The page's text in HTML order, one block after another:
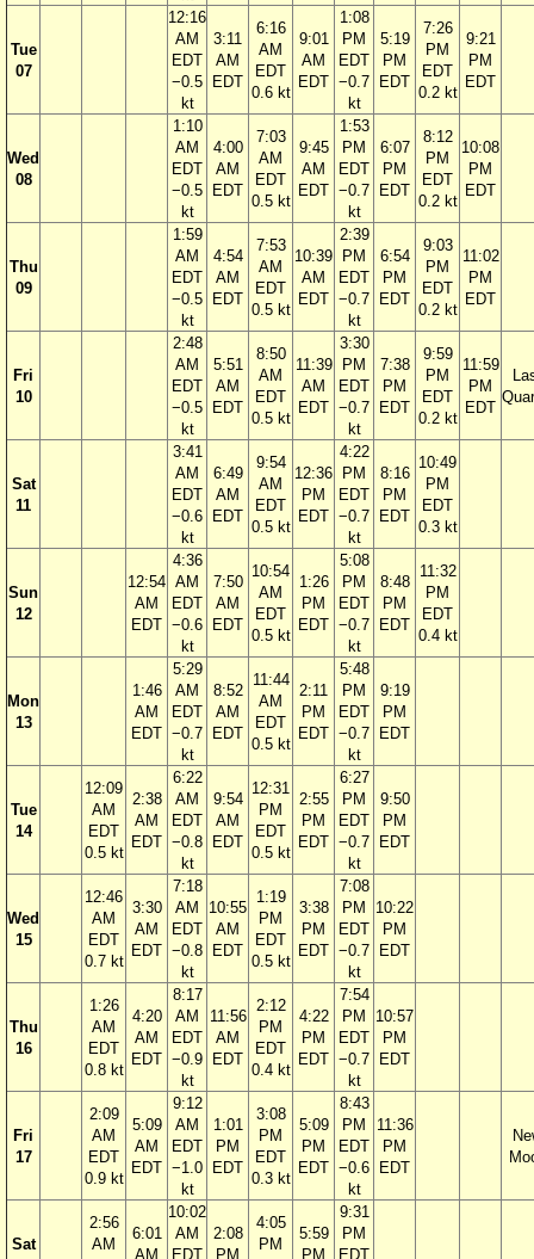
Tue
07
12:16
AM
EDT
−0.5
kt
3:11
AM
EDT
6:16
AM
EDT
0.6 kt
9:01
AM
EDT
1:08
PM
EDT
−0.7
kt
5:19
PM
EDT
7:26
PM
EDT
0.2 kt
9:21
PM
EDT
Wed
08
1:10
AM
EDT
−0.5
kt
4:00
AM
EDT
7:03
AM
EDT
0.5 kt
9:45
AM
EDT
1:53
PM
EDT
−0.7
kt
6:07
PM
EDT
8:12
PM
EDT
0.2 kt
10:08
PM
EDT
Thu
09
1:59
AM
EDT
−0.5
kt
4:54
AM
EDT
7:53
AM
EDT
0.5 kt
10:39
AM
EDT
2:39
PM
EDT
−0.7
kt
6:54
PM
EDT
9:03
PM
EDT
0.2 kt
11:02
PM
EDT
Fri
10
2:48
AM
EDT
−0.5
kt
5:51
AM
EDT
8:50
AM
EDT
0.5 kt
11:39
AM
EDT
3:30
PM
EDT
−0.7
kt
7:38
PM
EDT
9:59
PM
EDT
0.2 kt
11:59
PM
EDT
Sat
11
3:41
AM
EDT
−0.6
kt
6:49
AM
EDT
9:54
AM
EDT
0.5 kt
12:36
PM
EDT
4:22
PM
EDT
−0.7
kt
8:16
PM
EDT
10:49
PM
EDT
0.3 kt
Sun
12
12:54
AM
EDT
4:36
AM
EDT
−0.6
kt
7:50
AM
EDT
10:54
AM
EDT
0.5 kt
1:26
PM
EDT
5:08
PM
EDT
−0.7
kt
8:48
PM
EDT
11:32
PM
EDT
0.4 kt
Mon
13
1:46
AM
EDT
5:29
AM
EDT
−0.7
kt
8:52
AM
EDT
11:44
AM
EDT
0.5 kt
2:11
PM
EDT
5:48
PM
EDT
−0.7
kt
9:19
PM
EDT
Tue
14
12:09
AM
EDT
0.5 kt
2:38
AM
EDT
6:22
AM
EDT
−0.8
kt
9:54
AM
EDT
12:31
PM
EDT
0.5 kt
2:55
PM
EDT
6:27
PM
EDT
−0.7
kt
9:50
PM
EDT
Wed
15
12:46
AM
EDT
0.7 kt
3:30
AM
EDT
7:18
AM
EDT
−0.8
kt
10:55
AM
EDT
1:19
PM
EDT
0.5 kt
3:38
PM
EDT
7:08
PM
EDT
−0.7
kt
10:22
PM
EDT
Thu
16
1:26
AM
EDT
0.8 kt
4:20
AM
EDT
8:17
AM
EDT
−0.9
kt
11:56
AM
EDT
2:12
PM
EDT
0.4 kt
4:22
PM
EDT
7:54
PM
EDT
−0.7
kt
10:57
PM
EDT
Fri
17
2:09
AM
EDT
0.9 kt
5:09
AM
EDT
9:12
AM
EDT
−1.0
kt
1:01
PM
EDT
3:08
PM
EDT
0.3 kt
5:09
PM
EDT
8:43
PM
EDT
−0.6
kt
11:36
PM
EDT
Sat
2:56
AM
6:01
AM
10:02
AM
EDT
2:08
PM
4:05
PM
5:59
PM
9:31
PM
EDT